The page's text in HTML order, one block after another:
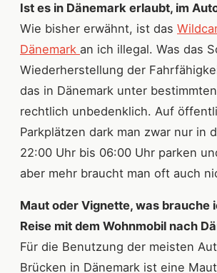
Ist es in Dänemark erlaubt, im
Wie bisher erwähnt, ist das
Dänemark an ich illegal. Was das
Wiederherstellung der
das in Dänemark unter
rechtlich unbedenklich. Auf
Parkplätzen dark man zwar nur in
22:00 Uhr bis 06:00 Uhr parken
aber mehr braucht man oft auch
Maut oder Vignette, was brauche
Reise mit dem Wohnmobil nach
Für die Benutzung der meisten
Brücken in Dänemark ist eine